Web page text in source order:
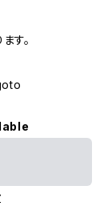
す。